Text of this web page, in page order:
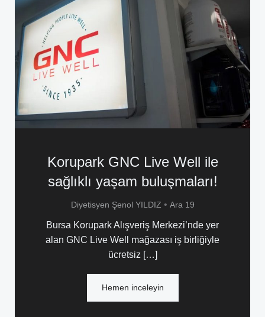
Korupark GNC Live Well ile
sağlıklı yaşam buluşmaları!
Diyetisyen Şenol YILDIZ • Ara 19
Bursa Korupark Alışveriş Merkezi’nde yer
alan GNC Live Well mağazası iş birliğiyle
ücretsiz […]
Hemen inceleyin